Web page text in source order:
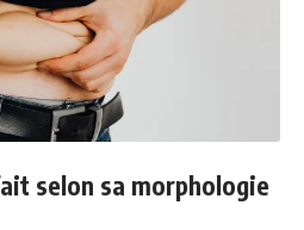
selon sa morphologie